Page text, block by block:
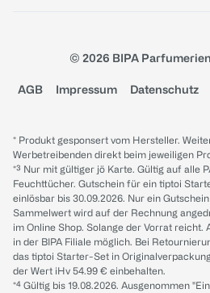
© 2026 BIPA
AGB Impressum Datenschutz
* Produkt gesponsert vom Hersteller.
Werbetreibenden direkt beim jeweiligen
*³ Nur mit gültiger jö Karte. Gültig auf alle
Feuchttücher. Gutschein für ein tiptoi
einlösbar bis 30.09.2026. Nur ein
Sammelwert wird auf der Rechnung
im Online Shop. Solange der Vorrat reicht.
in der BIPA Filiale möglich. Bei
das tiptoi Starter-Set in
der Wert iHv 54.99 € einbehalten.
*⁴ Gültig bis 19.08.2026. Ausgenommen